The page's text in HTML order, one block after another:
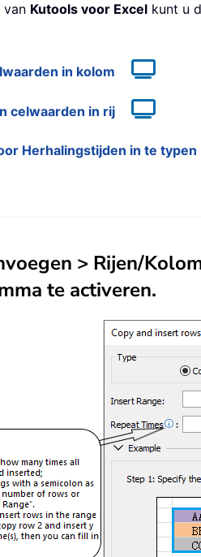
van Kutools voor Excel kunt u
in kolom
celwaarden in rij
Herhalingstijden in te typen
> Rijen/
te activeren.